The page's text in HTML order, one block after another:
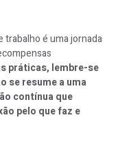
trabalho é uma jornada
práticas, lembre-se
se resume a uma
contínua que
pelo que faz e